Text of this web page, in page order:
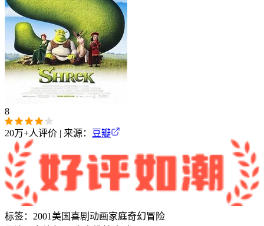
8
20万+人评价 | 来源： 豆瓣
标签： 2001美国喜剧 动画家庭奇幻冒险